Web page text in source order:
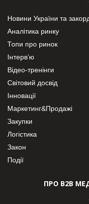
Новини України та
Аналітика ринку
Топи про ринок
Інтерв’ю
Відео-тренінги
Світовий досвід
Інновації
Маркетинг&Продажі
Закупки
Логістика
Закон
Події
ПРО В2В